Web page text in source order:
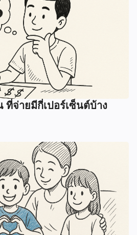
จ่ายมีกี่เปอร์เซ็นต์บ้าง